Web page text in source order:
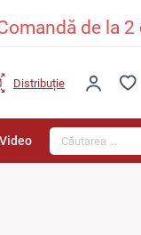
de la 2
Distribuție
Video Căutarea...